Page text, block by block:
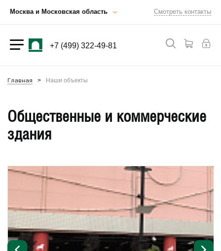
Москва и Московская область Смотреть контакты
+7 (499) 322-49-81
Главная Наши объекты
Общественные и коммерческие
здания